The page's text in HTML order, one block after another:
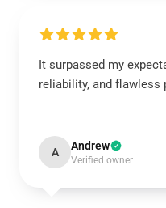
It surpassed my
reliability, and flawless
A Andrew
Verified owner